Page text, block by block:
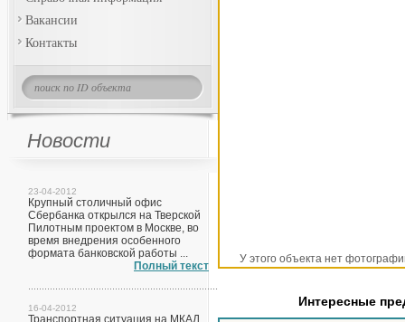
Вакансии
Контакты
Новости
23-04-2012
Крупный столичный офис
Сбербанка открылся на Тверской
Пилотным проектом в Москве, во
время внедрения особенного
формата банковской работы ...
Полный текст
16-04-2012
Транспортная ситуация на МКАД
У этого объекта нет
Интересные